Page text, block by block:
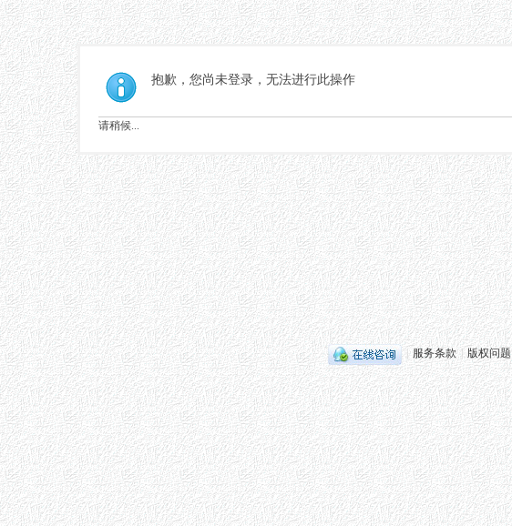
抱歉，您尚未登录，无法进行此操作
请稍候...
服务条款 版权问题